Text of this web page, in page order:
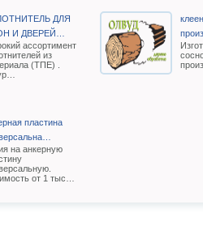
ДЛЯ
И ДВЕРЕЙ…
ассортимент
из
(ТПЕ) .
пластина
на анкерную
от 1 тыс…